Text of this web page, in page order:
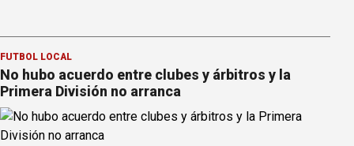
FÚTBOL LOCAL
No hubo acuerdo entre clubes y árbitros y la
Primera División no arranca